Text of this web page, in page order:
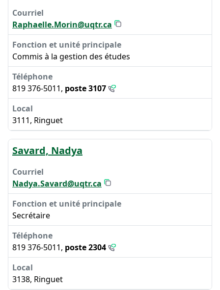
Raphaelle.Morin@uqtr.ca
Commis à la gestion des études
819 376-5011, poste 3107
3111, Ringuet
Savard, Nadya
Nadya.Savard@uqtr.ca
Secrétaire
819 376-5011, poste 2304
3138, Ringuet